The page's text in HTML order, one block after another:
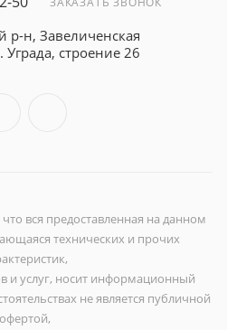
р-н, Завеличенская
Уграда, строение 26
вся предоставленная на данном
технических и прочих
и услуг, носит информационный
не является публичной
офертой,